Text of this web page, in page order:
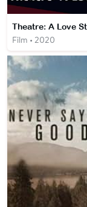
Theatre: A Love
Film • 2020